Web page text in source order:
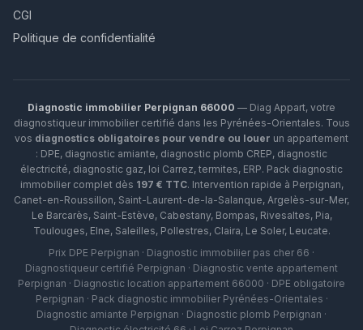
CGI
Politique de confidentialité
Diagnostic immobilier Perpignan 66000 — Diag Appart, votre
diagnostiqueur immobilier certifié dans les Pyrénées-Orientales. Tous
vos diagnostics obligatoires pour vendre ou louer un appartement
: DPE, diagnostic amiante, diagnostic plomb CREP, diagnostic
électricité, diagnostic gaz, loi Carrez, termites, ERP. Pack diagnostic
immobilier complet dès 197 € TTC. Intervention rapide à Perpignan,
Canet-en-Roussillon, Saint-Laurent-de-la-Salanque, Argelès-sur-Mer,
Le Barcarès, Saint-Estève, Cabestany, Bompas, Rivesaltes, Pia,
Toulouges, Elne, Saleilles, Pollestres, Claira, Le Soler, Leucate.
Prix DPE Perpignan · Diagnostic immobilier pas cher 66 ·
Diagnostiqueur certifié Perpignan · Diagnostic vente appartement
Perpignan · Diagnostic location appartement 66000 · DPE obligatoire
Perpignan · Pack diagnostic immobilier Pyrénées-Orientales ·
Diagnostic amiante Perpignan · Diagnostic plomb Perpignan ·